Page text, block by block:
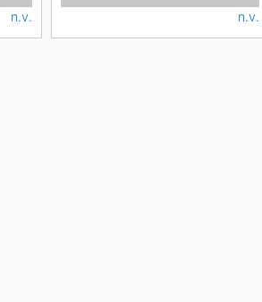
n.v. n.v.